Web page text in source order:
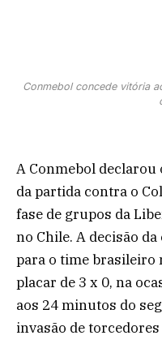
Conmebol concede vitória
A Conmebol declarou
da partida contra o
fase de grupos da
no Chile. A decisão
para o time brasileiro
placar de 3 x 0, na
aos 24 minutos do
invasão de